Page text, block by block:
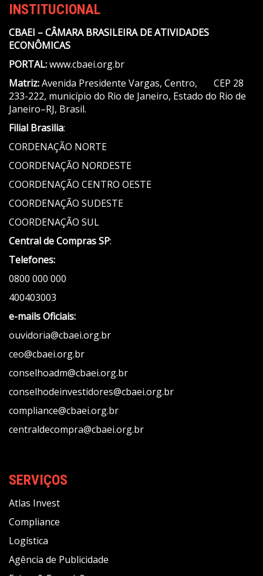
INSTITUCIONAL
CBAEI – CÂMARA BRASILEIRA DE ATIVIDADES
ECONÔMICAS
PORTAL:www.cbaei.org.br
Matriz:Avenida Presidente Vargas, Centro, CEP 28
233-222, município do Rio de Janeiro, Estado do Rio de
Janeiro–RJ, Brasil.
Filial Brasilia:
CORDENAÇÃO NORTE
COORDENAÇÃO NORDESTE
COORDENAÇÃO CENTRO OESTE
COORDENAÇÃO SUDESTE
COORDENAÇÃO SUL
Central de Compras SP:
Telefones:
0800 000 000
400403003
e-mails Oficiais:
ouvidoria@cbaei.org.br
ceo@cbaei.org.br
conselhoadm@cbaei.org.br
conselhodeinvestidores@cbaei.org.br
compliance@cbaei.org.br
centraldecompra@cbaei.org.br
SERVIÇOS
Atlas Invest
Compliance
Logística
Agência de Publicidade